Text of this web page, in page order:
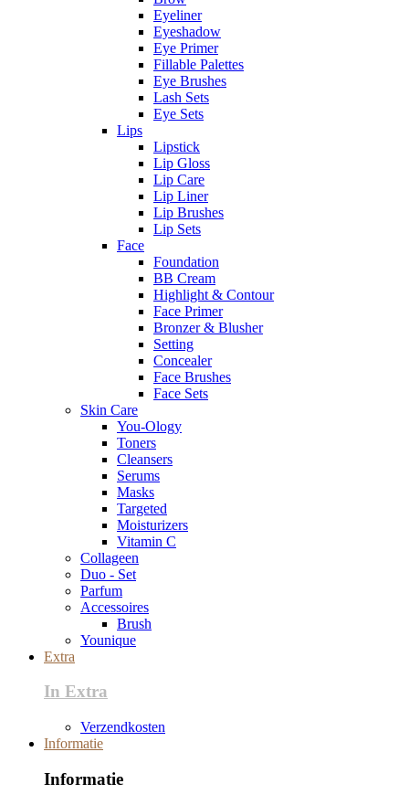
Eyeliner
Eyeshadow
Eye Primer
Fillable Palettes
Eye Brushes
Lash Sets
Eye Sets
Lips
Lipstick
Lip Gloss
Lip Care
Lip Liner
Lip Brushes
Lip Sets
Face
Foundation
BB Cream
Highlight & Contour
Face Primer
Bronzer & Blusher
Setting
Concealer
Face Brushes
Face Sets
Skin Care
You-Ology
Toners
Cleansers
Serums
Masks
Targeted
Moisturizers
Vitamin C
Collageen
Duo - Set
Parfum
Accessoires
Brush
Younique
Extra
In Extra
Verzendkosten
Informatie
Informatie